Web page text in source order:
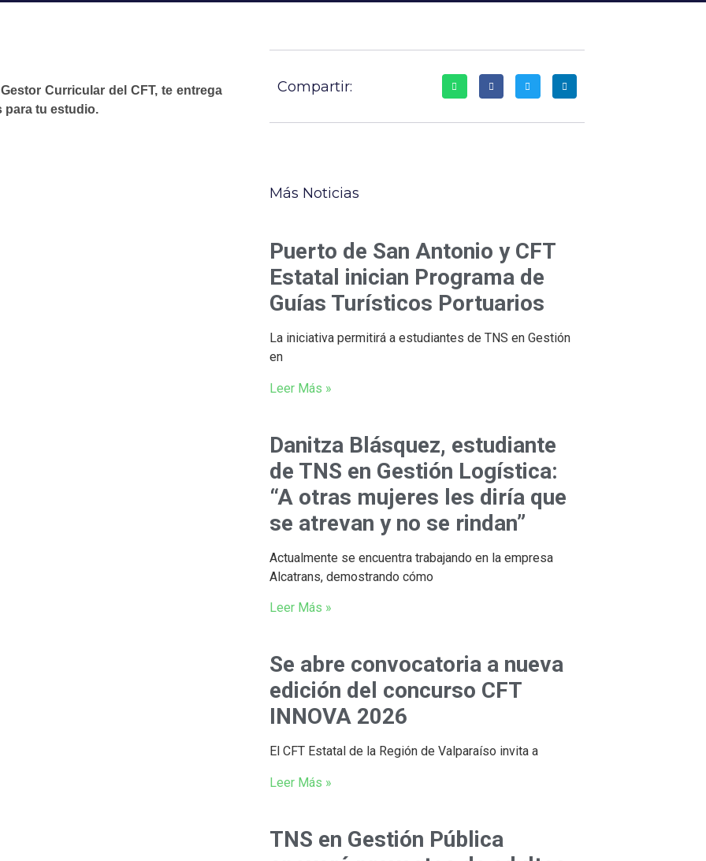
Curricular del CFT, te entrega
para tu estudio.
Compartir:
Más Noticias
Puerto de San Antonio y CFT
Estatal inician Programa de
Guías Turísticos Portuarios
La iniciativa permitirá a estudiantes de TNS en Gestión
en
Leer Más »
Danitza Blásquez, estudiante
de TNS en Gestión Logística:
“A otras mujeres les diría que
se atrevan y no se rindan”
Actualmente se encuentra trabajando en la empresa
Alcatrans, demostrando cómo
Leer Más »
Se abre convocatoria a nueva
edición del concurso CFT
INNOVA 2026
El CFT Estatal de la Región de Valparaíso invita a
Leer Más »
TNS en Gestión Pública